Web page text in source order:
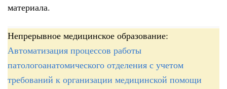
материала.
Непрерывное медицинское образование:
Автоматизация процессов работы
патологоанатомического отделения с учетом
требований к организации медицинской помощи